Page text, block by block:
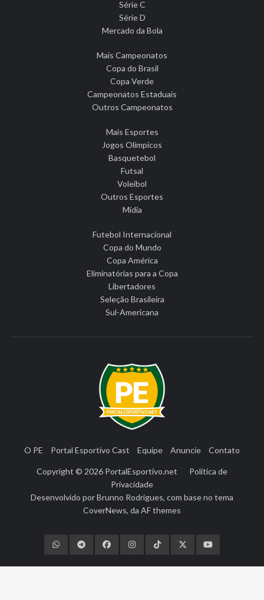
Série C
Série D
Mercado da Bola
Mais Campeonatos
Copa do Brasil
Copa Verde
Campeonatos Estaduais
Outros Campeonatos
Mais Esportes
Jogos Olímpicos
Basquetebol
Futsal
Voleibol
Outros Esportes
Mídia
Futebol Internacional
Copa do Mundo
Copa América
Eliminatórias para a Copa
Libertadores
Seleção Brasileira
Sul-Americana
O PE Portal Esportivo Cast Equipe Anuncie Contato
Copyright © 2026 PortalEsportivo.net
Política de
Privacidade
Desenvolvido porBrunno Rodrigues, com base no tema
CoverNews, da AF themes